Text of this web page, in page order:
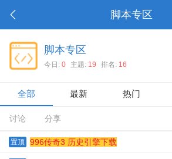
脚本专区
脚本专区
今日: 0 主题: 19 排名: 16
全部 最新 热门
讨论 分享
置顶 996传奇3 历史引擎下载